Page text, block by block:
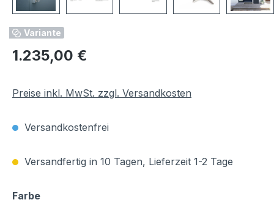
Variante
Regulärer Preis:
1.235,00 €
Preise inkl. MwSt. zzgl. Versandkosten
Versandkostenfrei
Versandfertig in 10 Tagen, Lieferzeit 1-2 Tage
Farbeauswählen